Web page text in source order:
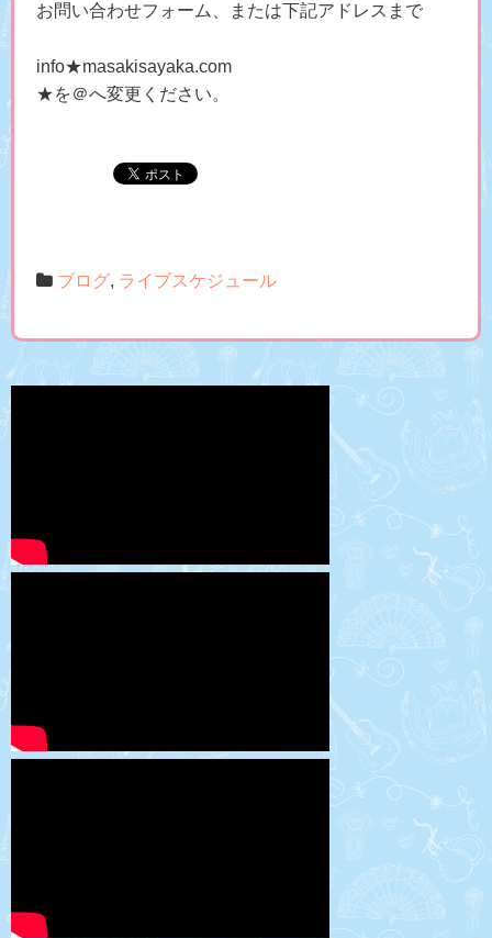
お問い合わせフォーム、または下記アドレスまで
info★masakisayaka.com
★を＠へ変更ください。
ブログ, ライブスケジュール